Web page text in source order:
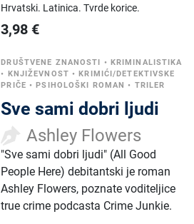
Hrvatski. Latinica.Tvrde korice.
3,98 €
DRUŠTVENE ZNANOSTI • KRIMINALISTIKA
•
KNJIŽEVNOST • KRIMIĆI/DETEKTIVSKE
PRIČE • PSIHOLOŠKI ROMAN • TRILER
Sve sami dobri ljudi
Ashley Flowers
"Sve sami dobri ljudi" (All Good
People Here) debitantski je roman
Ashley Flowers, poznate voditeljice
true crime podcasta Crime Junkie.